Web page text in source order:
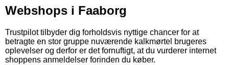
Webshops i Faaborg
Trustpilot tilbyder dig forholdsvis nyttige chancer for at
betragte en stor gruppe nuværende kalkmørtel brugeres
oplevelser og derfor er det fornuftigt, at du vurderer internet
shoppens anmeldelser forinden du køber.